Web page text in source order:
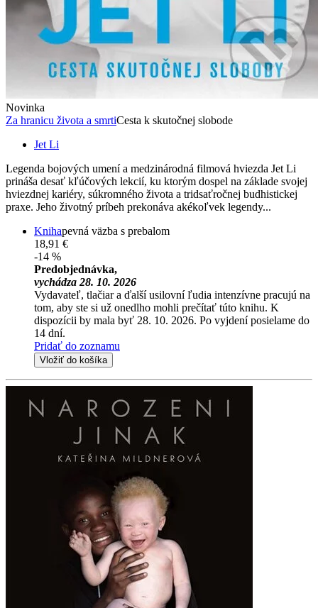
Novinka
Za hranicu života a smrtiCesta k skutočnej slobode
Jet Li
Legenda bojových umení a medzinárodná filmová hviezda Jet Li
prináša desať kľúčových lekcií, ku ktorým dospel na základe svojej
hviezdnej kariéry, súkromného života a tridsaťročnej budhistickej
praxe. Jeho životný príbeh prekonáva akékoľvek legendy...
Knihapevná väzba s prebalom
18,91 €
-14 %
Predobjednávka,
vychádza 28. 10. 2026
Vydavateľ, tlačiar a ďalší usilovní ľudia intenzívne pracujú na
tom, aby ste si už onedlho mohli prečítať túto knihu. K
dispozícii by mala byť 28. 10. 2026. Po vyjdení posielame do
14 dní.
Pridať do zoznamu
Vložiť do košíka